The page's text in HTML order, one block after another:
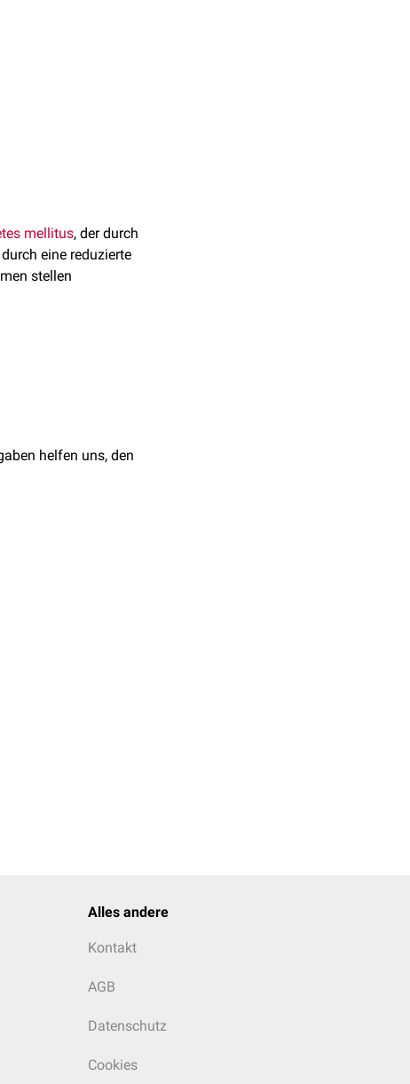
mellitus, der durch
eine reduzierte
stellen
Manavalan A, Kurian
dc21-1957
. PMID:
helfen uns, den
Alles andere
Kontakt
AGB
Datenschutz
Cookies